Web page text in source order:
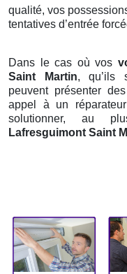
qualité, vos
tentatives d’entrée
Dans le cas où vos
Saint Martin, qu’ils
peuvent présenter
appel à un
solutionner, au
Lafresguimont Saint